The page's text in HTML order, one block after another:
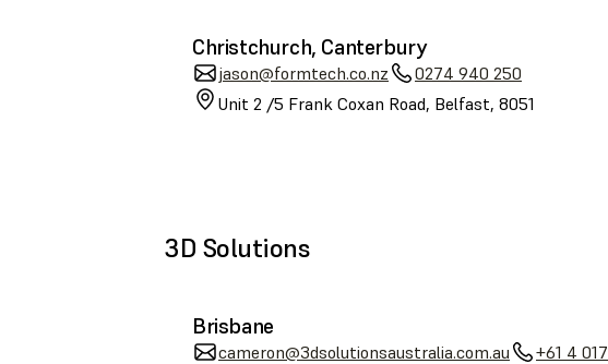
Christchurch, Canterbury
jason@formtech.co.nz
0274 940 250
Unit 2 /5 Frank Coxan Road, Belfast, 8051
3D Solutions
Brisbane
cameron@3dsolutionsaustralia.com.au
+61 4